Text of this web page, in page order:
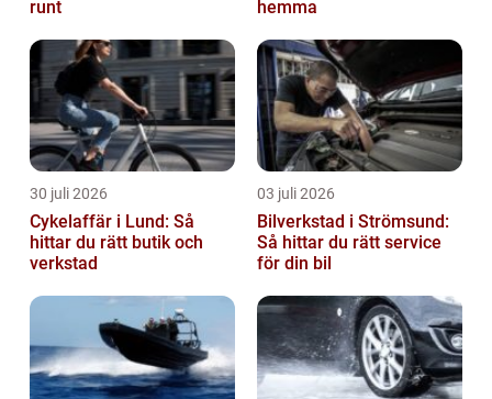
runt hemma
30 juli 2026
Cykelaffär i Lund: Så
hittar du rätt butik och
verkstad
03 juli 2026
Bilverkstad i Strömsund:
Så hittar du rätt service
för din bil